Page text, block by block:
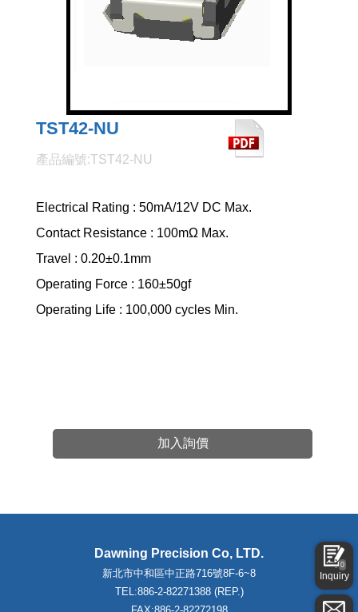
0
Inquiry
TST42-NU
產品編號:TST42-NU
Electrical Rating : 50mA/12V DC Max.
Contact Resistance : 100mΩ Max.
Travel : 0.20±0.1mm
Operating Force : 160±50gf
Operating Life : 100,000 cycles Min.
加入詢價
Dawning Precision Co, LTD.
新北市中和區中正路716號8F-6~8
TEL:886-2-82271388 (REP.)